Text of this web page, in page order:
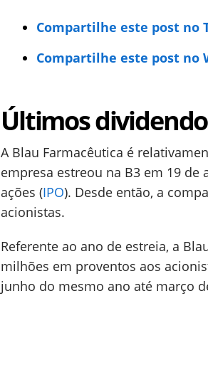
Compartilhe este post no
Compartilhe este post no
Últimos
A Blau Farmacêutica é
empresa estreou na B3 em 19
ações (IPO). Desde então, a
acionistas.
Referente ao ano de estreia, a
milhões em proventos aos
junho do mesmo ano até março